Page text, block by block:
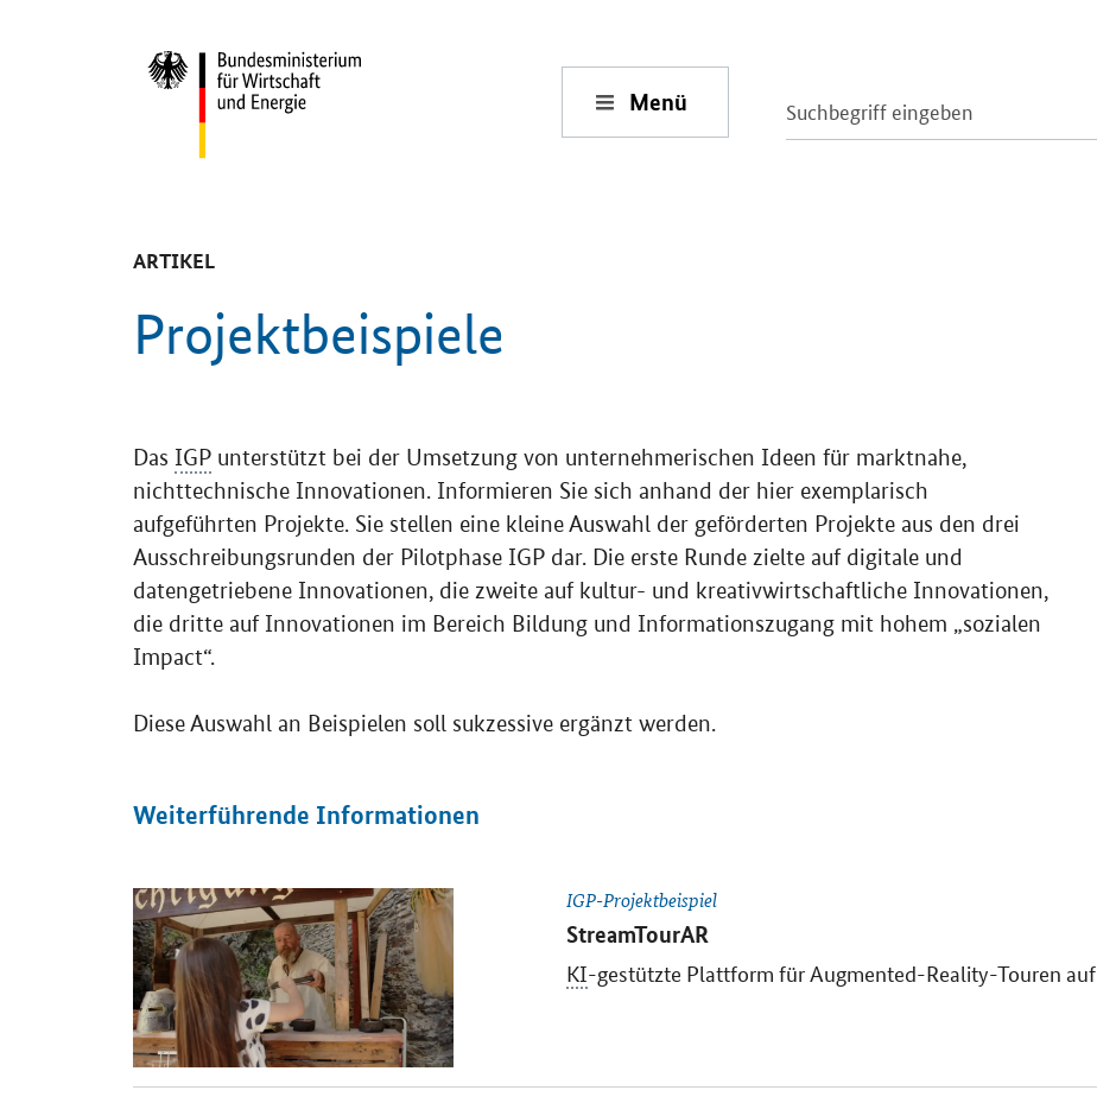
Menü
ARTIKEL
Projektbeispiele
Das IGP unterstützt bei der Umsetzung von unternehmerischen Ideen für marktnahe,
nichttechnische Innovationen. Informieren Sie sich anhand der hier exemplarisch
aufgeführten Projekte. Sie stellen eine kleine Auswahl der geförderten Projekte aus den drei
Ausschreibungsrunden der Pilotphase IGP dar. Die erste Runde zielte auf digitale und
datengetriebene Innovationen, die zweite auf kultur- und kreativwirtschaftliche Innovationen,
die dritte auf Innovationen im Bereich Bildung und Informationszugang mit hohem „sozialen
Impact“.
Diese Auswahl an Beispielen soll sukzessive ergänzt werden.
Weiterführende Informationen
IGP-Projektbeispiel
StreamTourAR
KI-gestützte Plattform für Augmented-Reality-Touren auf
Öffnet Einzelsicht